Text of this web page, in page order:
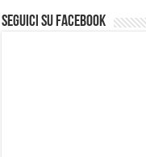
seguici su facebook